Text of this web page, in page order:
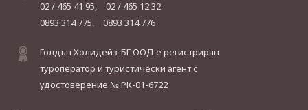
02 / 465 41 95,
02 / 465 12 32
0893 314 775,
0893 314 776
Голдън Холидейз-БГ ООД е регистриран
туроператор и туристически агент с
удостоверение № РК-01-6722